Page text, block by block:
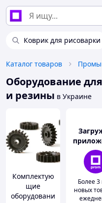
Коврик для рисоварки
Каталог товаров
Оборудование
и резины в Украине
Комплектую
щие
оборудовани
Более
новых